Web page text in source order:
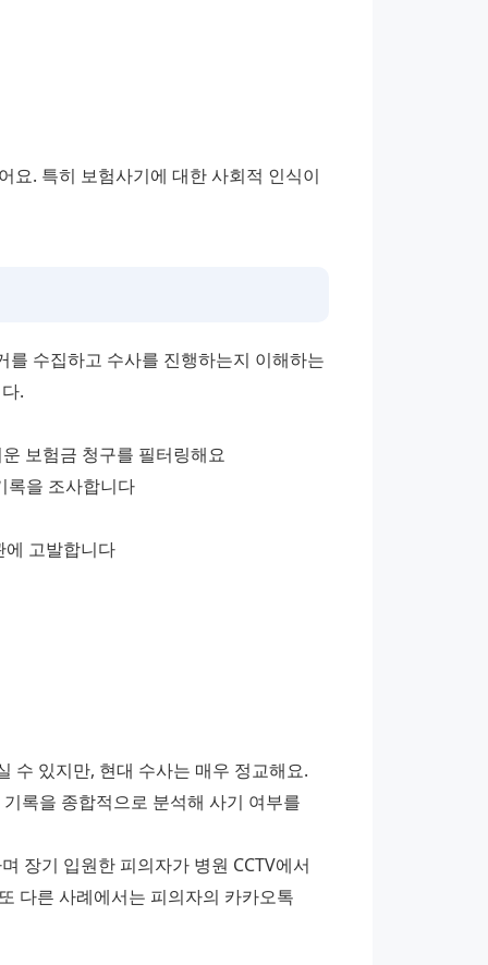
요. 특히 보험사기에 대한 사회적 인식이
수집하고 수사를 진행하는지 이해하는
.
보험금 청구를 필터링해요
록을 조사합니다
에 고발합니다
수 있지만, 현대 수사는 매우 정교해요.
록을 종합적으로 분석해 사기 여부를
장기 입원한 피의자가 병원 CCTV에서
다른 사례에서는 피의자의 카카오톡